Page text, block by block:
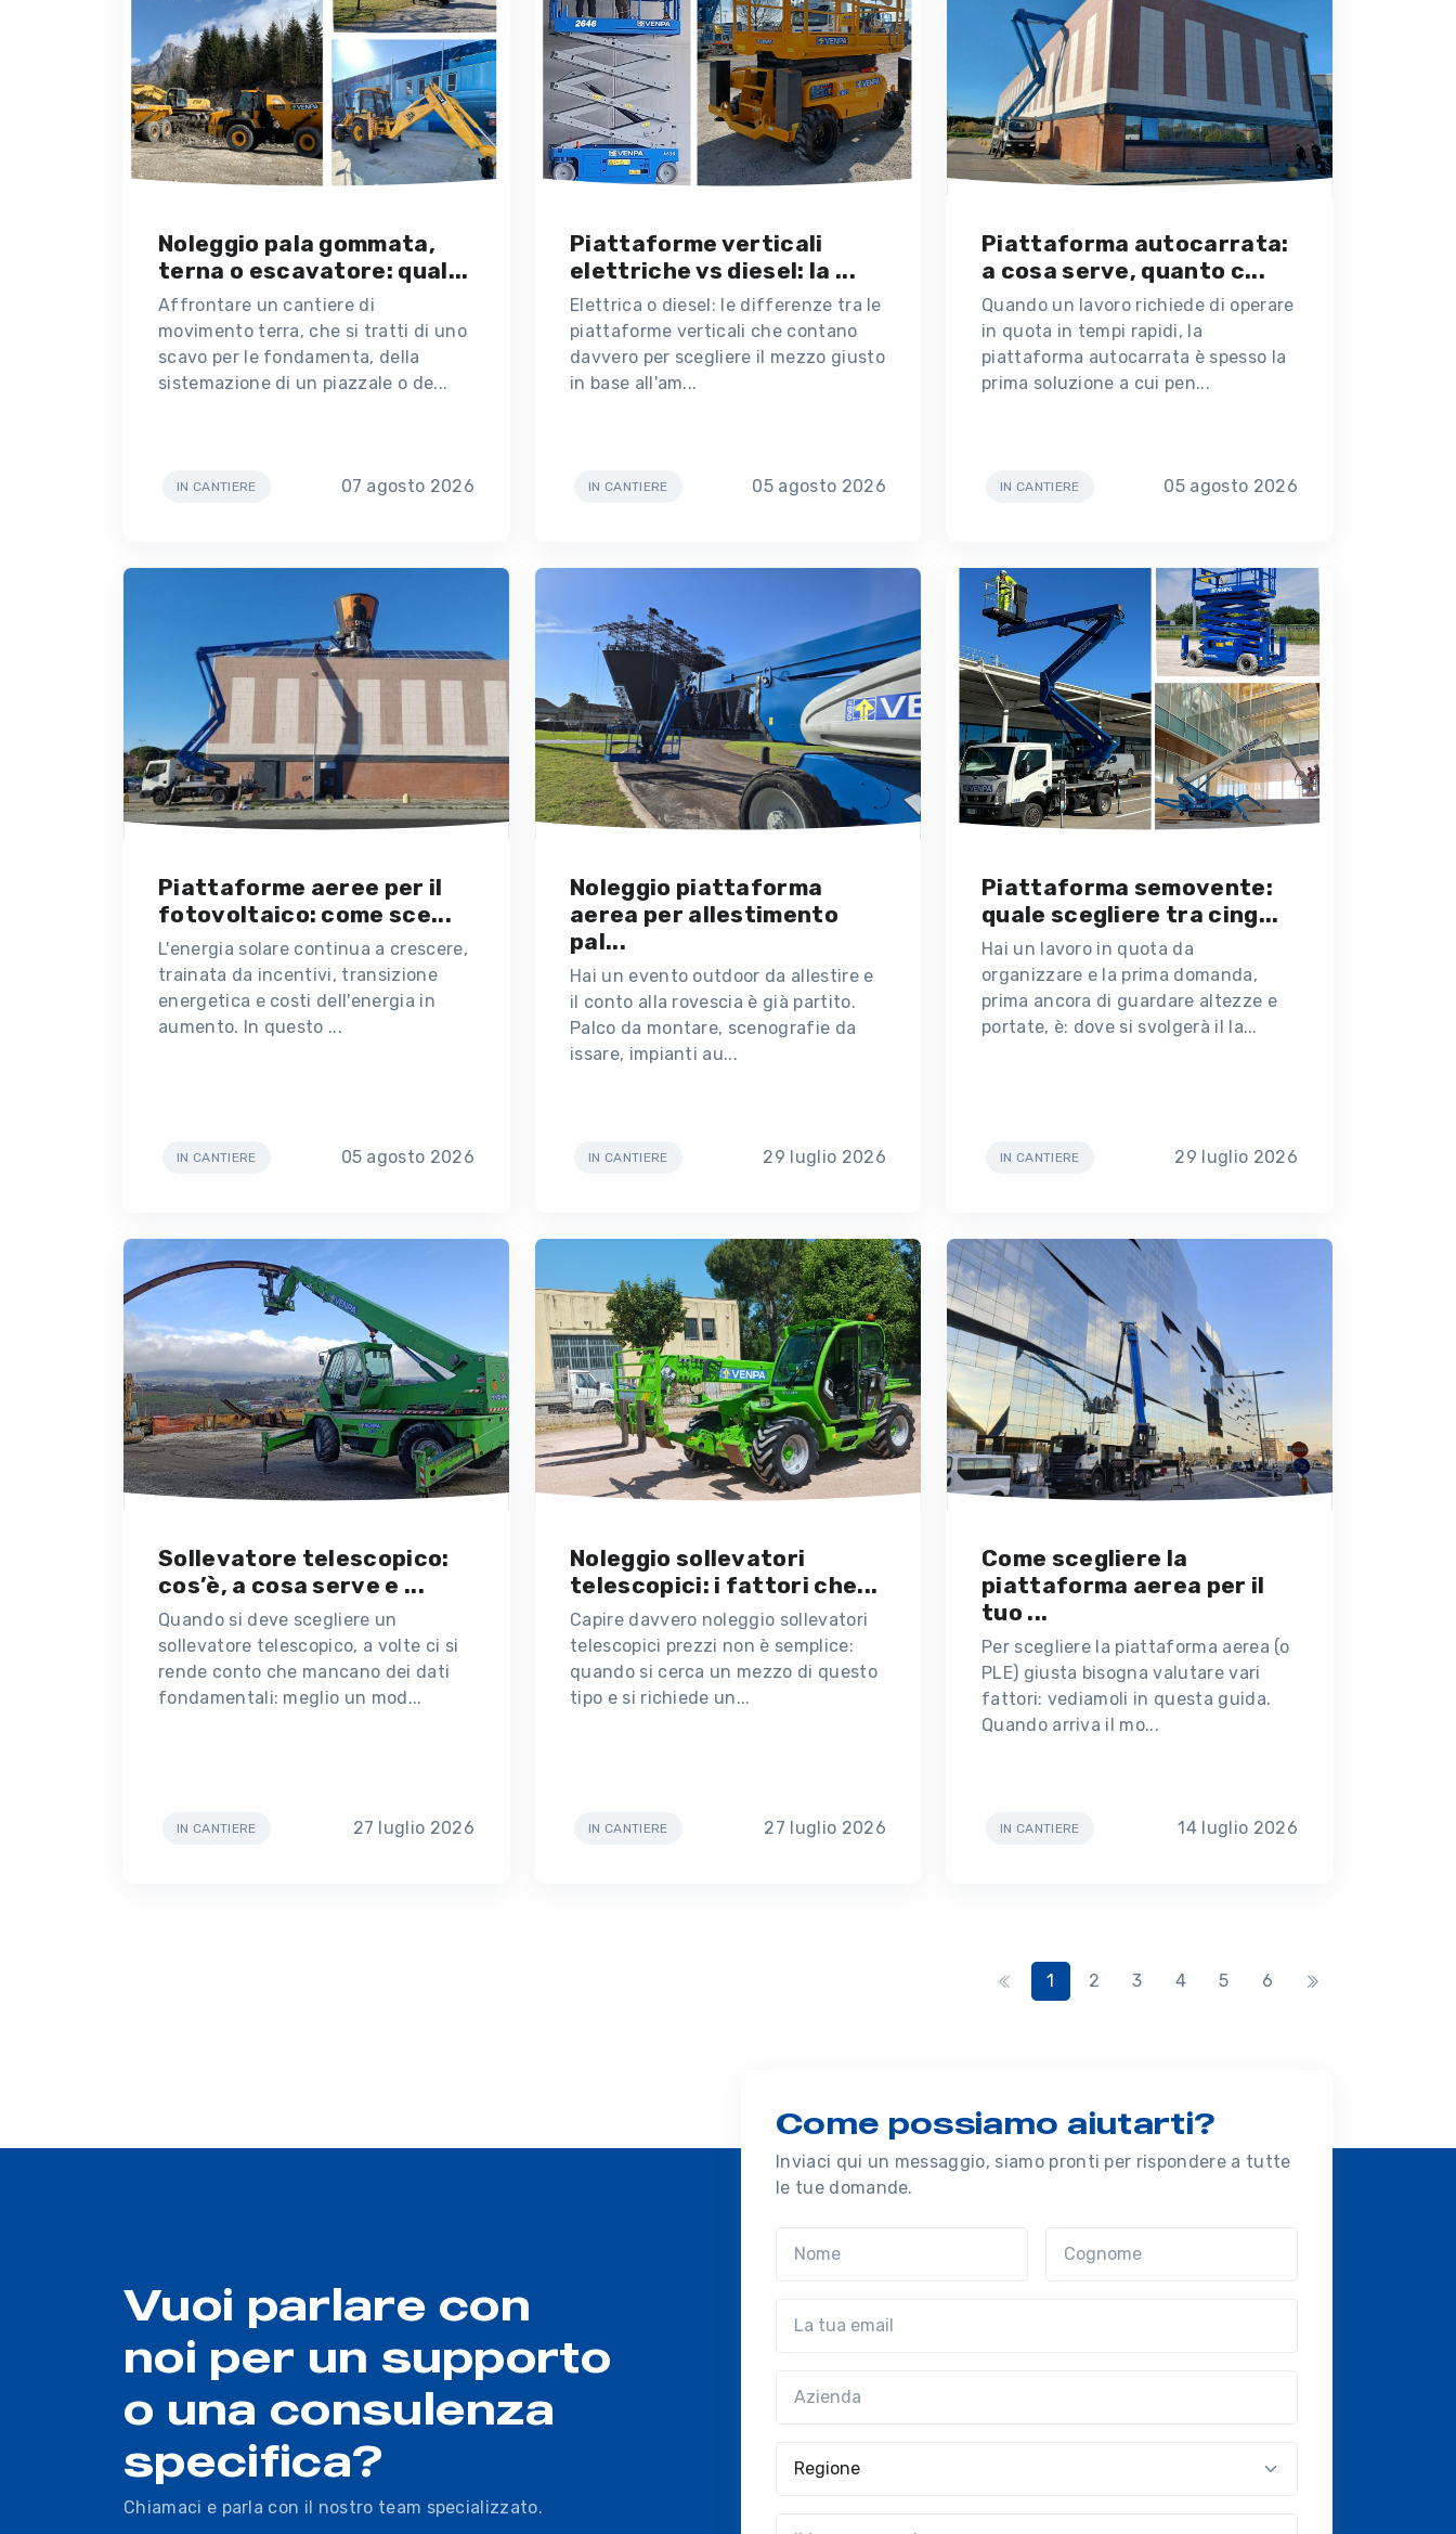
Noleggio pala gommata,
terna o escavatore: qual...
Affrontare un cantiere di
movimento terra, che si tratti di uno
scavo per le fondamenta, della
sistemazione di un piazzale o de...
IN CANTIERE 07 agosto 2026
Piattaforme verticali
elettriche vs diesel: la ...
Elettrica o diesel: le differenze tra le
piattaforme verticali che contano
davvero per scegliere il mezzo giusto
in base all'am...
IN CANTIERE 05 agosto 2026
Piattaforma autocarrata:
a cosa serve, quanto c...
Quando un lavoro richiede di operare
in quota in tempi rapidi, la
piattaforma autocarrata è spesso la
prima soluzione a cui pen...
IN CANTIERE 05 agosto 2026
Piattaforme aeree per il
fotovoltaico: come sce...
L'energia solare continua a crescere,
trainata da incentivi, transizione
energetica e costi dell'energia in
aumento. In questo ...
IN CANTIERE 05 agosto 2026
Noleggio piattaforma
aerea per allestimento
pal...
Hai un evento outdoor da allestire e
il conto alla rovescia è già partito.
Palco da montare, scenografie da
issare, impianti au...
IN CANTIERE 29 luglio 2026
Piattaforma semovente:
quale scegliere tra cing...
Hai un lavoro in quota da
organizzare e la prima domanda,
prima ancora di guardare altezze e
portate, è: dove si svolgerà il la...
IN CANTIERE 29 luglio 2026
Sollevatore telescopico:
cos’è, a cosa serve e ...
Quando si deve scegliere un
sollevatore telescopico, a volte ci si
rende conto che mancano dei dati
fondamentali: meglio un mod...
IN CANTIERE 27 luglio 2026
Noleggio sollevatori
telescopici: i fattori che...
Capire davvero noleggio sollevatori
telescopici prezzi non è semplice:
quando si cerca un mezzo di questo
tipo e si richiede un...
IN CANTIERE 27 luglio 2026
Come scegliere la
piattaforma aerea per il
tuo ...
Per scegliere la piattaforma aerea (o
PLE) giusta bisogna valutare vari
fattori: vediamoli in questa guida.
Quando arriva il mo...
IN CANTIERE 14 luglio 2026
1 2 3 4 5 6
Vuoi parlare con
noi per un supporto
o una consulenza
specifica?
Chiamaci e parla con il nostro team specializzato.
Come possiamo aiutarti?
Inviaci qui un messaggio, siamo pronti per rispondere a tutte
le tue domande.